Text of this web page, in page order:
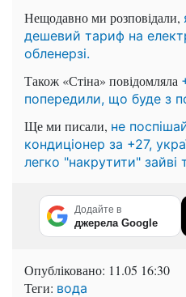
Нещодавно ми розповідали,
дешевий тариф на
обленерзі.
Також «Стіна» повідомляла
попередили, що буде з
Ще ми писали, не
кондиціонер за +27,
легко "накрутити" зайві
Додайте в
джерела Google
Опубліковано: 11.05 16:30
Теги: вода